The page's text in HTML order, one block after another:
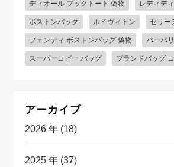
ディオール ブックトート 偽物 レディデ
ボストンバッグ ルイヴィトン セリー
フェンディ ボストンバッグ 偽物 バーバ
スーパーコピー バッグ ブランドバッグ
アーカイブ
2026 年 (18)
2025 年 (37)